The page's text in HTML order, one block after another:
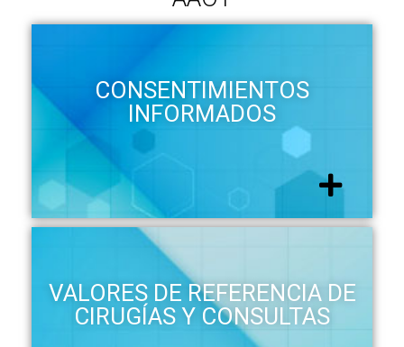
CONSENTIMIENTOS
INFORMADOS
VALORES DE REFERENCIA DE
CIRUGÍAS Y CONSULTAS